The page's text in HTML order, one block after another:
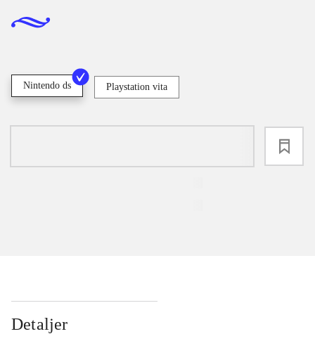
Nintendo ds Playstation vita
Detaljer